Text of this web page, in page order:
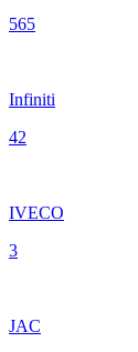
565
Infiniti
42
IVECO
3
JAC